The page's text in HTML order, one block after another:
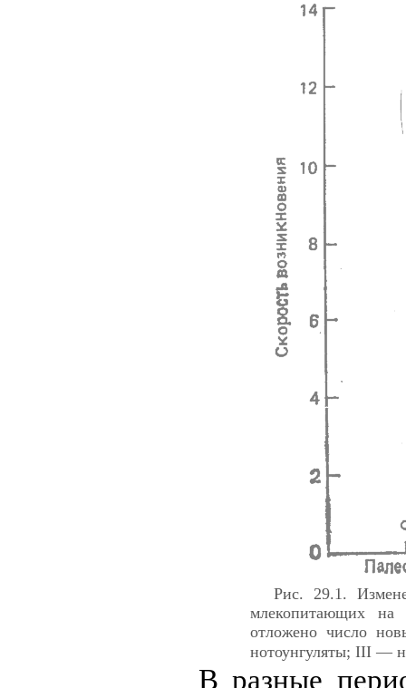
Рис. 29.1.
млекопитающих на
отложено число
нотоунгуляты; III —
В разные